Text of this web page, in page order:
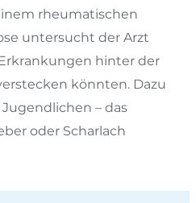
rheumatischen
untersucht der Arzt
hinter der
könnten. Dazu
– das
oder Scharlach